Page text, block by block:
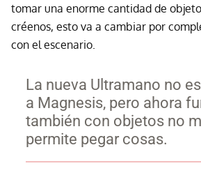
tomar una enorme cantidad de
créenos, esto va a cambiar por
con el escenario.
La nueva Ultramano no
a Magnesis, pero ahora
también con objetos no
permite pegar cosas.